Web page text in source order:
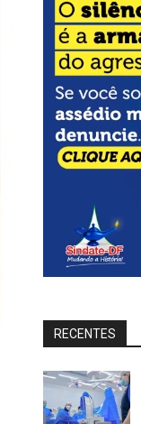
RECENTES